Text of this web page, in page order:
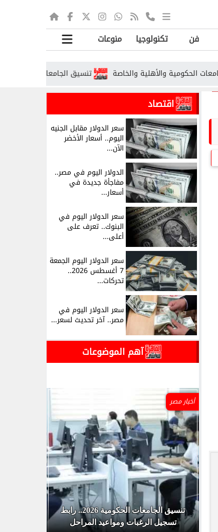
فن تكنولوجيا منوعات
تنسيق الجامعات الأهلية 2026.. الحدود الدنيا المتوقعة ومواعيد التقديم
اقتصاد
سعر الدولار مقابل الجنيه
اليوم.. أسعار الأخضر
الآن...
الدولار اليوم في مصر..
مفاجأة جديدة في
أسعار...
سعر الدولار اليوم في
البنوك.. تعرف على
أعلى...
سعر الدولار اليوم الجمعة
7 أغسطس 2026..
تحركات...
سعر الدولار اليوم في
مصر.. آخر تحديث لسعر...
آهم الموضوعات
أخبار مصر
تنسيق الجامعات الحكومية 2026.. رابط
تسجيل الرغبات ومواعيد المراحل